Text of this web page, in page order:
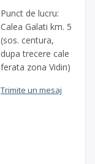
Punct de lucru:
Calea Galati km. 5
(sos. centura,
dupa trecere cale
ferata zona Vidin)
Trimite un mesaj